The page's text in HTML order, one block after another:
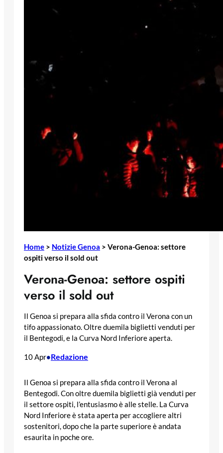
Home > Notizie Genoa > Verona-Genoa: settore
ospiti verso il sold out
Verona-Genoa: settore ospiti
verso il sold out
Il Genoa si prepara alla sfida contro il Verona con un
tifo appassionato. Oltre duemila biglietti venduti per
il Bentegodi, e la Curva Nord Inferiore aperta.
10 Apr•Redazione
Il Genoa si prepara alla sfida contro il Verona al
Bentegodi. Con oltre duemila biglietti già venduti per
il settore ospiti, l’entusiasmo è alle stelle. La Curva
Nord Inferiore è stata aperta per accogliere altri
sostenitori, dopo che la parte superiore è andata
esaurita in poche ore.